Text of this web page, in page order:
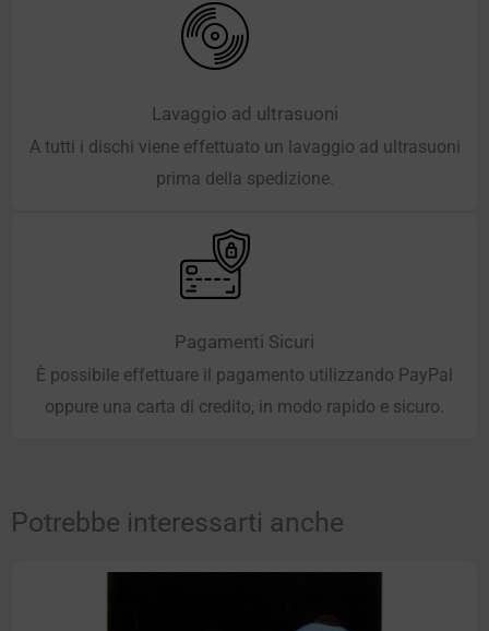
Lavaggio ad ultrasuoni
A tutti i dischi viene effettuato un lavaggio ad ultrasuoni
prima della spedizione.
Pagamenti Sicuri
È possibile effettuare il pagamento utilizzando PayPal
oppure una carta di credito, in modo rapido e sicuro.
Potrebbe interessarti anche